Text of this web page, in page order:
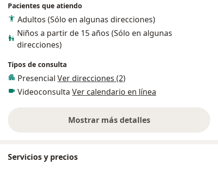
Pacientes que atiendo
Adultos (Sólo en algunas direcciones)
Niños a partir de 15 años (Sólo en algunas
direcciones)
Tipos de consulta
Presencial Ver direcciones (2)
Videoconsulta Ver calendario en línea
Mostrar más detalles
sobre la experiencia
Servicios y precios